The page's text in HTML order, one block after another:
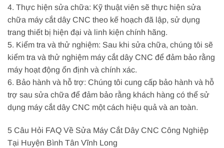
4. Thực hiện sửa chữa: Kỹ thuật viên sẽ thực hiện sửa
chữa máy cắt dây CNC theo kế hoạch đã lập, sử dụng
trang thiết bị hiện đại và linh kiện chính hãng.
5. Kiểm tra và thử nghiệm: Sau khi sửa chữa, chúng tôi sẽ
kiểm tra và thử nghiệm máy cắt dây CNC để đảm bảo rằng
máy hoạt động ổn định và chính xác.
6. Bảo hành và hỗ trợ: Chúng tôi cung cấp bảo hành và hỗ
trợ sau sửa chữa để đảm bảo rằng khách hàng có thể sử
dụng máy cắt dây CNC một cách hiệu quả và an toàn.
5 Câu Hỏi FAQ Về Sửa Máy Cắt Dây CNC Công Nghiệp
Tại Huyện Bình Tân Vĩnh Long